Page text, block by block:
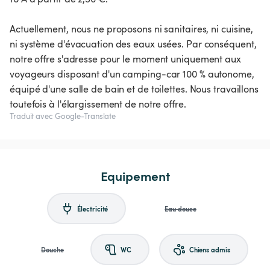
Actuellement, nous ne proposons ni sanitaires, ni cuisine,
ni système d'évacuation des eaux usées. Par conséquent,
notre offre s'adresse pour le moment uniquement aux
voyageurs disposant d'un camping-car 100 % autonome,
équipé d'une salle de bain et de toilettes. Nous travaillons
toutefois à l'élargissement de notre offre.
Traduit avec Google-Translate
Equipement
Électricité Eau douce
Douche WC Chiens admis